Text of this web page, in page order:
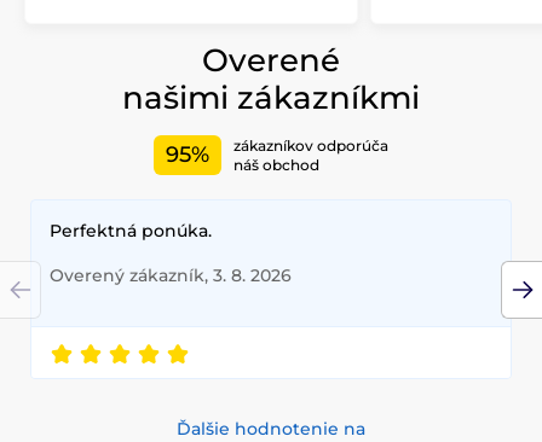
Overené
našimi zákazníkmi
95%
zákazníkov odporúča
náš obchod
Perfektná ponúka.
Overený zákazník, 3. 8. 2026
Ďalšie hodnotenie na